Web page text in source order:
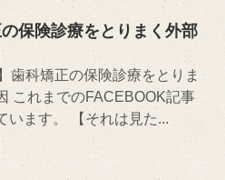
保険診療をとりまく外部
歯科矯正の保険診療をとりま
これまでのFACEBOOK記事
います。 【それは見た...